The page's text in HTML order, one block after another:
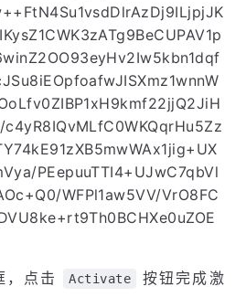
c4yR8IQvMLfC0WKQqrHu5Zz
PEepuuTTI4+UJwC7qbVl
WFPl1aw5VV/VrO8FC
，点击 Activate
按钮完成激